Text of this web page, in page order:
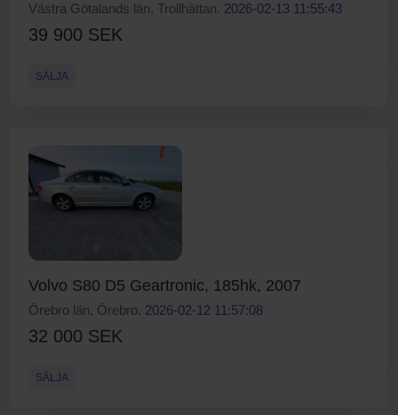
Västra Götalands län, Trollhättan. 2026-02-13 11:55:43
39 900 SEK
SÄLJA
Volvo S80 D5 Geartronic, 185hk, 2007
Örebro län, Örebro. 2026-02-12 11:57:08
32 000 SEK
SÄLJA